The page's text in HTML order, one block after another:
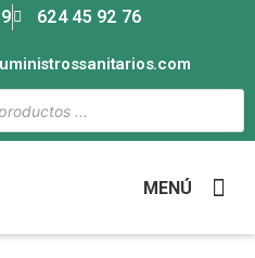
624 45 92 76
MENÚ